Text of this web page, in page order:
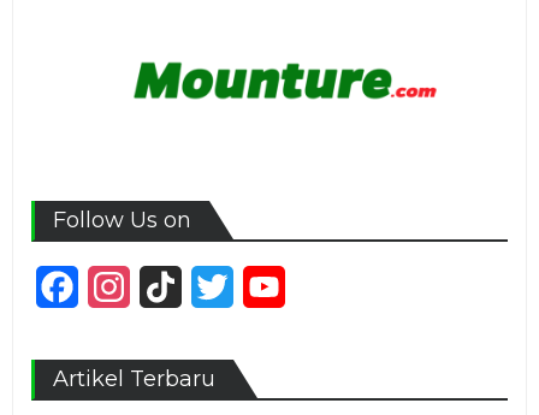
Follow Us on
FacebookInstagram
TikTok Twitter
Artikel Terbaru